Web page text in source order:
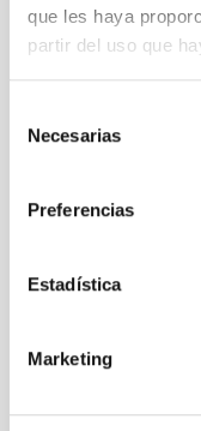
que les haya
partir del uso que
Necesarias
Preferencias
Estadística
Marketing